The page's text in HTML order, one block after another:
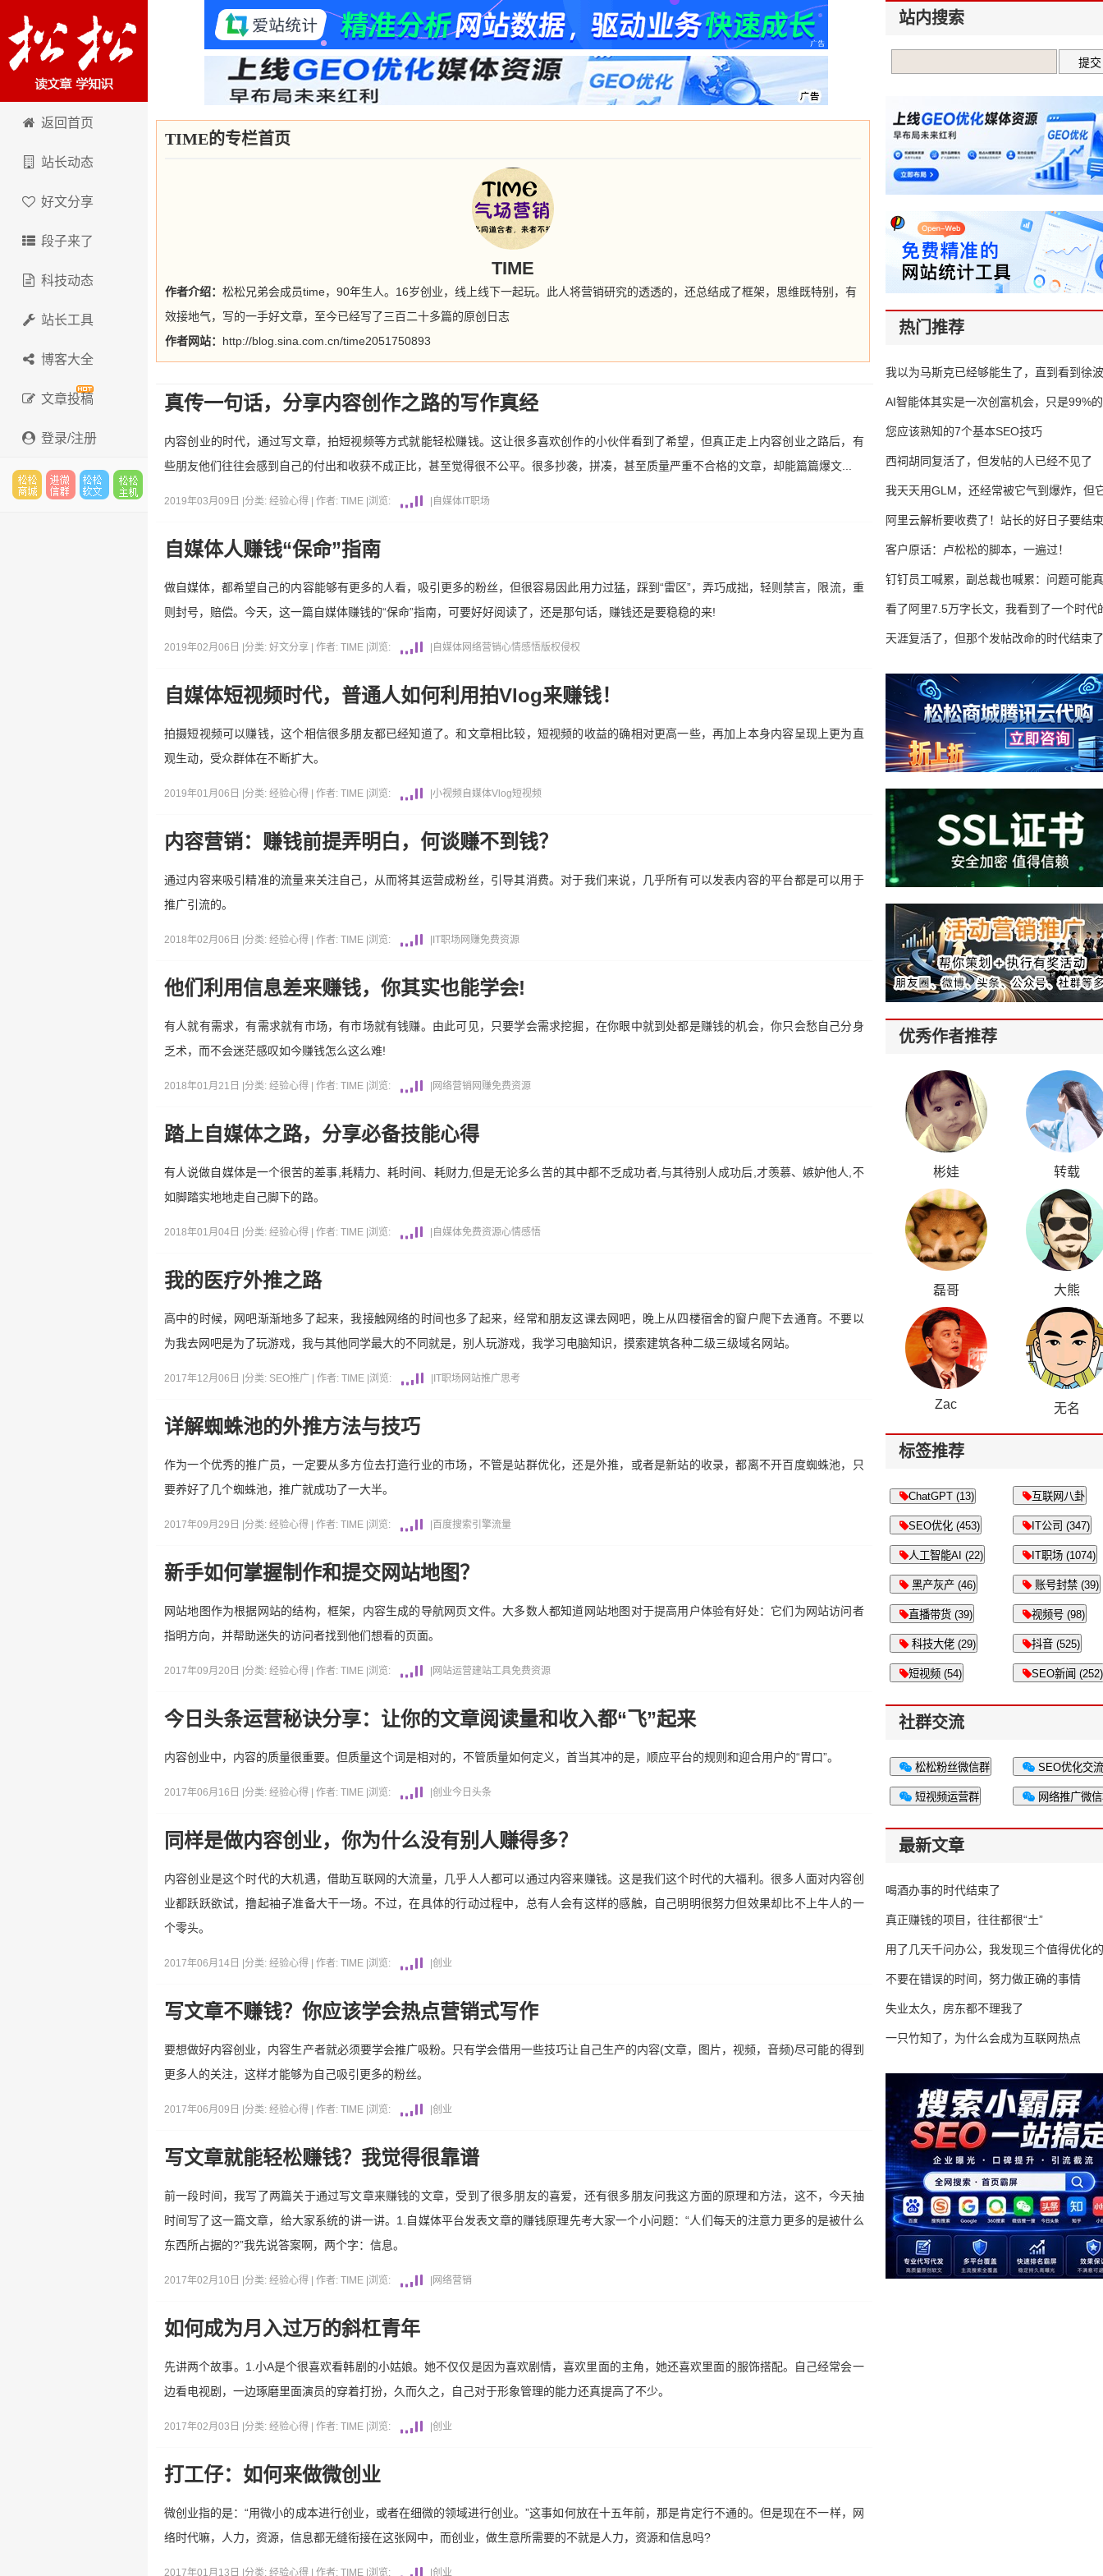
卢松松博客
返回首页
站长动态
好文分享
段子来了
科技动态
站长工具
博客大全
文章投稿
登录/注册
TIME的专栏首页
TIME
作者介绍： 松松兄弟会成员time，90年生人。16岁创业，线上线下一起玩。此人将营销研究的透透的，还总结成了框架，思维既特别，有
效接地气，写的一手好文章，至今已经写了三百二十多篇的原创日志
作者网站： http://blog.sina.com.cn/time2051750893
真传一句话，分享内容创作之路的写作真经
内容创业的时代，通过写文章，拍短视频等方式就能轻松赚钱。这让很多喜欢创作的小伙伴看到了希望，但真正走上内容创业之路后，有
些朋友他们往往会感到自己的付出和收获不成正比，甚至觉得很不公平。很多抄袭，拼凑，甚至质量严重不合格的文章，却能篇篇爆文...
2019年03月09日 | 分类: 经验心得 | 作者: TIME 浏览: 自媒体 IT职场
自媒体人赚钱“保命”指南
做自媒体，都希望自己的内容能够有更多的人看，吸引更多的粉丝，但很容易因此用力过猛，踩到“雷区”，弄巧成拙，轻则禁言，限流，重
则封号，赔偿。今天，这一篇自媒体赚钱的“保命”指南，可要好好阅读了，还是那句话，赚钱还是要稳稳的来!
2019年02月06日 | 分类: 好文分享 | 作者: TIME 浏览: 自媒体网络营销心情感悟版权侵权
自媒体短视频时代，普通人如何利用拍Vlog来赚钱！
拍摄短视频可以赚钱，这个相信很多朋友都已经知道了。和文章相比较，短视频的收益的确相对更高一些，再加上本身内容呈现上更为直
观生动，受众群体在不断扩大。
2019年01月06日 | 分类: 经验心得 | 作者: TIME 浏览: 小视频 自媒体Vlog短视频
内容营销：赚钱前提弄明白，何谈赚不到钱？
通过内容来吸引精准的流量来关注自己，从而将其运营成粉丝，引导其消费。对于我们来说，几乎所有可以发表内容的平台都是可以用于
推广引流的。
2018年02月06日 | 分类: 经验心得 | 作者: TIME 浏览: IT职场 网赚免费资源
他们利用信息差来赚钱，你其实也能学会!
有人就有需求，有需求就有市场，有市场就有钱赚。由此可见，只要学会需求挖掘，在你眼中就到处都是赚钱的机会，你只会愁自己分身
乏术，而不会迷茫感叹如今赚钱怎么这么难!
2018年01月21日 | 分类: 经验心得 | 作者: TIME 浏览: 网络营销 网赚免费资源
踏上自媒体之路，分享必备技能心得
有人说做自媒体是一个很苦的差事,耗精力、耗时间、耗财力,但是无论多么苦的其中都不乏成功者,与其待别人成功后,才羡慕、嫉妒他人,不
如脚踏实地地走自己脚下的路。
2018年01月04日 | 分类: 经验心得 | 作者: TIME 浏览: 自媒体免费资源心情感悟
我的医疗外推之路
高中的时候，网吧渐渐地多了起来，我接触网络的时间也多了起来，经常和朋友这课去网吧，晚上从四楼宿舍的窗户爬下去通育。不要以
为我去网吧是为了玩游戏，我与其他同学最大的不同就是，别人玩游戏，我学习电脑知识，摸索建筑各种二级三级域名网站。
2017年12月06日 | 分类: SEO推广 | 作者: TIME 浏览: IT职场 网站推广思考
详解蜘蛛池的外推方法与技巧
作为一个优秀的推广员，一定要从多方位去打造行业的市场，不管是站群优化，还是外推，或者是新站的收录，都离不开百度蜘蛛池，只
要养好了几个蜘蛛池，推广就成功了一大半。
2017年09月29日 | 分类: 经验心得 | 作者: TIME 浏览: 百度搜索引擎流量
新手如何掌握制作和提交网站地图？
网站地图作为根据网站的结构，框架，内容生成的导航网页文件。大多数人都知道网站地图对于提高用户体验有好处：它们为网站访问者
指明方向，并帮助迷失的访问者找到他们想看的页面。
2017年09月20日 | 分类: 经验心得 | 作者: TIME 浏览: 网站运营建站工具免费资源
今日头条运营秘诀分享：让你的文章阅读量和收入都“飞”起来
内容创业中，内容的质量很重要。但质量这个词是相对的，不管质量如何定义，首当其冲的是，顺应平台的规则和迎合用户的“胃口”。
2017年06月16日 | 分类: 经验心得 | 作者: TIME 浏览: 创业今日头条
同样是做内容创业，你为什么没有别人赚得多？
内容创业是这个时代的大机遇，借助互联网的大流量，几乎人人都可以通过内容来赚钱。这是我们这个时代的大福利。很多人面对内容创
业都跃跃欲试，撸起袖子准备大干一场。不过，在具体的行动过程中，总有人会有这样的感触，自己明明很努力但效果却比不上牛人的一
个零头。
2017年06月14日 | 分类: 经验心得 | 作者: TIME 浏览: 创业
写文章不赚钱？你应该学会热点营销式写作
要想做好内容创业，内容生产者就必须要学会推广吸粉。只有学会借用一些技巧让自己生产的内容(文章，图片，视频，音频)尽可能的得到
更多人的关注，这样才能够为自己吸引更多的粉丝。
2017年06月09日 | 分类: 经验心得 | 作者: TIME 浏览: 创业
写文章就能轻松赚钱？我觉得很靠谱
前一段时间，我写了两篇关于通过写文章来赚钱的文章，受到了很多朋友的喜爱，还有很多朋友问我这方面的原理和方法，这不，今天抽
时间写了这一篇文章，给大家系统的讲一讲。1.自媒体平台发表文章的赚钱原理先考大家一个小问题：“人们每天的注意力更多的是被什么
东西所占据的?”我先说答案啊，两个字：信息。
2017年02月10日 | 分类: 经验心得 | 作者: TIME 浏览: 网络营销
如何成为月入过万的斜杠青年
先讲两个故事。1.小A是个很喜欢看韩剧的小姑娘。她不仅仅是因为喜欢剧情，喜欢里面的主角，她还喜欢里面的服饰搭配。自己经常会一
边看电视剧，一边琢磨里面演员的穿着打扮，久而久之，自己对于形象管理的能力还真提高了不少。
2017年02月03日 | 分类: 经验心得 | 作者: TIME 浏览: 创业
打工仔：如何来做微创业
微创业指的是：“用微小的成本进行创业，或者在细微的领域进行创业。”这事如何放在十五年前，那是肯定行不通的。但是现在不一样，网
络时代嘛，人力，资源，信息都无缝衔接在这张网中，而创业，做生意所需要的不就是人力，资源和信息吗?
2017年01月13日 | 分类: 经验心得 | 作者: TIME 浏览: 创业
站内搜索
热门推荐
我以为马斯克已经够能生了，直到看到
AI智能体其实是一次创富机会，只是99%
错过了
您应该熟知的7个基本SEO技巧
西祠胡同复活了，但发帖的人已经不见了
我天天用GLM，还经常被它气到爆炸，但
16万亿
阿里云解析要收费了！站长的好日子要结
客户原话：卢松松的脚本，一遍过！
钉钉员工喊累，副总裁也喊累：问题可能
了
看了阿里7.5万字长文，我看到了一个时代
天涯复活了，但那个发帖改命的时代结束了
优秀作者推荐
彬娃 转载
磊哥 大熊
Zac 无名
标签推荐
ChatGPT (13) 互联网八卦
SEO优化 (453) IT公司 (347)
人工智能AI (22) IT职场 (1074)
黑产灰产 (46) 账号封禁 (39)
直播带货 (39) 视频号 (98)
科技大佬 (29) 抖音 (525)
短视频 (54) SEO新闻 (252)
社群交流
松松粉丝微信群 SEO优化交
短视频运营群 网络推广微
最新文章
喝酒办事的时代结束了
真正赚钱的项目，往往都很“土”
用了几天千问办公，我发现三个值得优化
不要在错误的时间，努力做正确的事情
失业太久，房东都不理我了
一只竹知了，为什么会成为互联网热点